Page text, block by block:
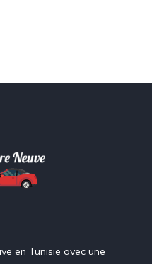
en Tunisie avec une